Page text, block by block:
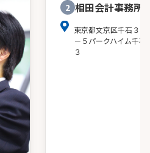
2 相田会計事務所
東京都文京区千石３－
－５パークハイム千石
３